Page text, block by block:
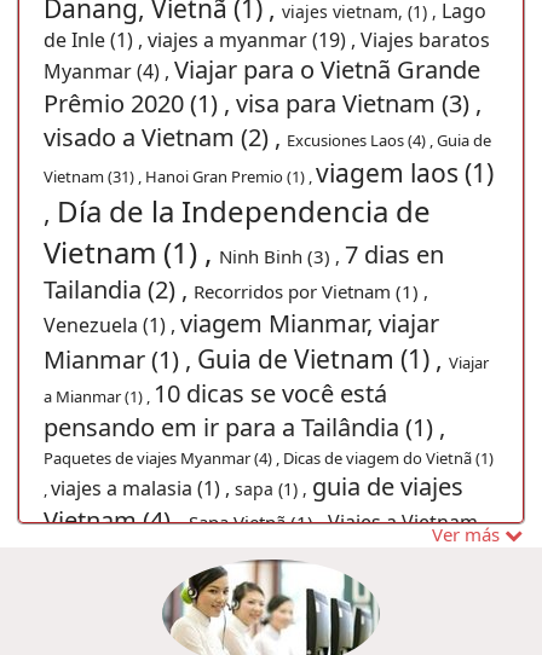
Danang, Vietnã (1) , viajes vietnam, (1) , Lago
de Inle (1) , viajes a myanmar (19) , Viajes baratos
Myanmar (4) , Viajar para o Vietnã Grande
Prêmio 2020 (1) , visa para Vietnam (3) ,
visado a Vietnam (2) , Excusiones Laos (4) ,Guia de
Vietnam (31) , Hanoi Gran Premio (1) ,viagem laos (1)
, Día de la Independencia de
Vietnam (1) , Ninh Binh (3) , 7 dias en
Tailandia (2) , Recorridos por Vietnam (1) ,
Venezuela (1) , viagem Mianmar, viajar
Mianmar (1) , Guia de Vietnam (1) , Viajar
a Mianmar (1) , 10 dicas se você está
pensando em ir para a Tailândia (1) ,
Paquetes de viajes Myanmar (4) , Dicas de viagem do Vietnã (1)
,viajes a malasia (1) , sapa (1) , guia de viajes
Vietnam (4) ,Sapa Vietnã (1) ,Viajes a Vietnam
Viaje a Vietnam (1) , Festival de la Luna
Visitar a Vietnam y Camboya (1) ,Guide de
Vietnam, La playa Mui Ne, Mui Ne guide, vacaciones Vietnam,
Ver más